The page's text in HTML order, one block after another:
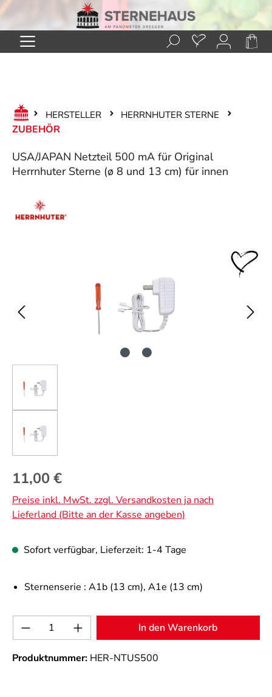
Zum Hauptinhalt springen
HERSTELLER HERRNHUTER STERNE
ZUBEHÖR
USA/JAPAN Netzteil 500 mA für Original
Herrnhuter Sterne (ø 8 und 13 cm) für innen
Regulärer Preis:
11,00 €
Preise inkl. MwSt. zzgl. Versandkosten ja nach
Lieferland (Bitte an der Kasse angeben)
Sofort verfügbar, Lieferzeit: 1-4 Tage
Sternenserie : A1b (13 cm), A1e (13 cm)
Produkt Anzahl: Gib den gewünschten
In den Warenkorb
Produktnummer: HER-NTUS500